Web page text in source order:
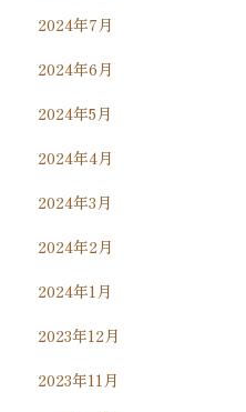
2024年7月
2024年6月
2024年5月
2024年4月
2024年3月
2024年2月
2024年1月
2023年12月
2023年11月